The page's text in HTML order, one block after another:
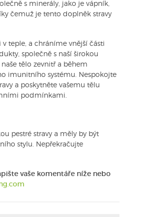
s minerály, jako je vápník,
čemuž je tento doplněk stravy
teple, a chráníme vnější části
společně s naší širokou
tělo zevnitř a během
imunitního systému. Nespokojte
a poskytněte vašemu tělu
podmínkami.
pestré stravy a měly by být
stylu. Nepřekračujte
vaše komentáře níže nebo